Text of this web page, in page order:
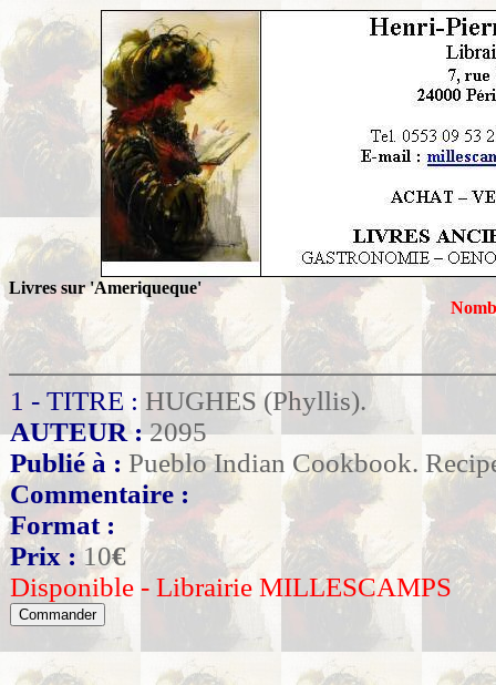
Livres sur 'Ameriqueque'
1 - TITRE : HUGHES (Phyllis).
AUTEUR :2095
Publié à : Pueblo Indian Cookbook.
Commentaire :
Format :
Prix : 10€
Disponible - Librairie MILLESCAMPS